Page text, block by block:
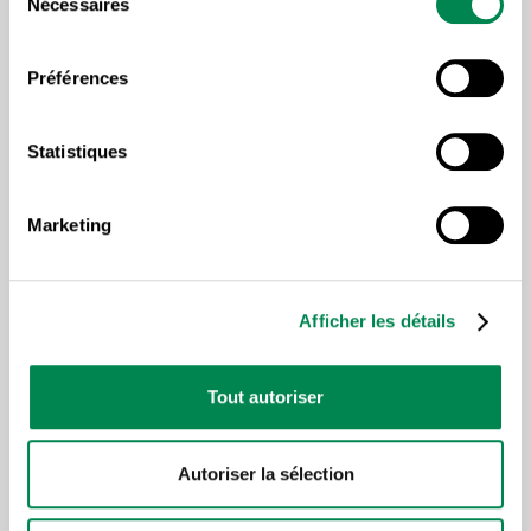
Préférences
Statistiques
Marketing
Afficher les détails
Tout autoriser
Autoriser la sélection
Lire plus d'articles sous la
COMBATTRE LES INÉGALITÉS, CONDITIONS DE
Opinion du président : pour des